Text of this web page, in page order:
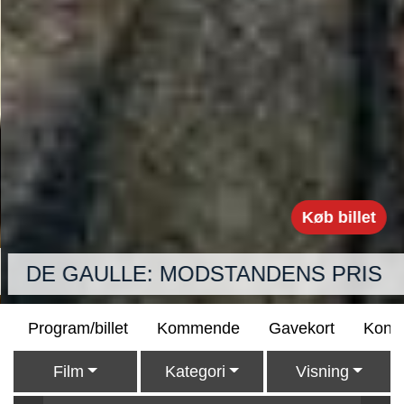
DE GAULLE: MODSTANDENS PRIS
Køb billet
Program/billet Kommende Gavekort
Film Kategori Visning